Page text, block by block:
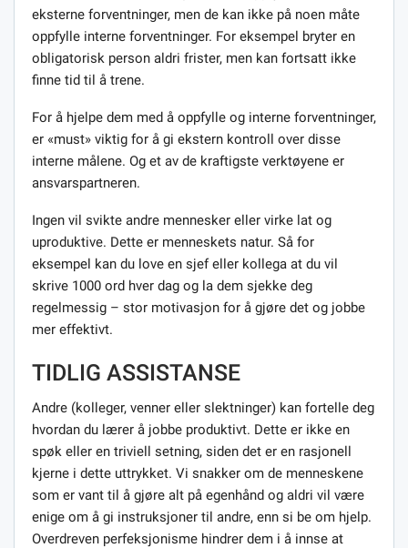
eksterne forventninger, men de kan ikke på noen måte
oppfylle interne forventninger. For eksempel bryter en
obligatorisk person aldri frister, men kan fortsatt ikke
finne tid til å trene.
For å hjelpe dem med å oppfylle og interne forventninger,
er «must» viktig for å gi ekstern kontroll over disse
interne målene. Og et av de kraftigste verktøyene er
ansvarspartneren.
Ingen vil svikte andre mennesker eller virke lat og
uproduktive. Dette er menneskets natur. Så for
eksempel kan du love en sjef eller kollega at du vil
skrive 1000 ord hver dag og la dem sjekke deg
regelmessig – stor motivasjon for å gjøre det og jobbe
mer effektivt.
TIDLIG ASSISTANSE
Andre (kolleger, venner eller slektninger) kan fortelle deg
hvordan du lærer å jobbe produktivt. Dette er ikke en
spøk eller en triviell setning, siden det er en rasjonell
kjerne i dette uttrykket. Vi snakker om de menneskene
som er vant til å gjøre alt på egenhånd og aldri vil være
enige om å gi instruksjoner til andre, enn si be om hjelp.
Overdreven perfeksjonisme hindrer dem i å innse at